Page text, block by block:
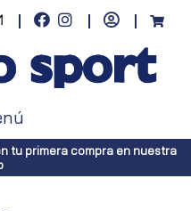
tu primera compra en nuestra